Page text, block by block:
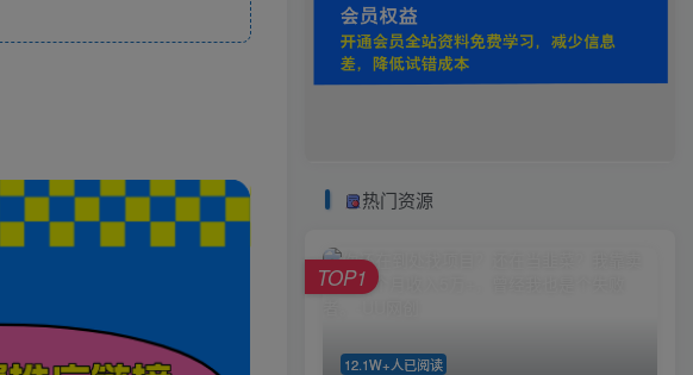
热门资源
12.1W+人已阅读
TOP1